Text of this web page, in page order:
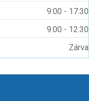
9:00 - 17:30
9:00 - 12:30
Zárva